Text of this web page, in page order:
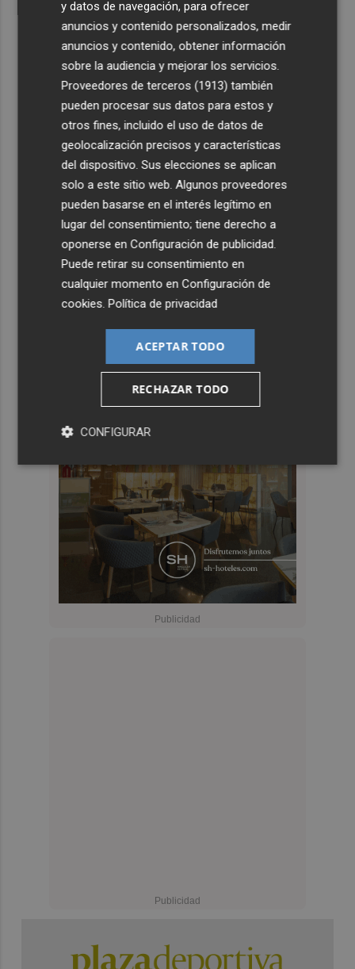
y datos de navegación, para ofrecer
anuncios y contenido personalizados, medir
anuncios y contenido, obtener información
sobre la audiencia y mejorar los servicios.
Proveedores de terceros (1913) también
pueden procesar sus datos para estos y
otros fines, incluido el uso de datos de
geolocalización precisos y características
del dispositivo. Sus elecciones se aplican
solo a este sitio web. Algunos proveedores
pueden basarse en el interés legítimo en
lugar del consentimiento; tiene derecho a
oponerse enConfiguración de publicidad
Puede retirar su consentimiento en
cualquier momento enConfiguración de
cookies .Política de privacidad
ACEPTAR TODO
RECHAZAR TODO
CONFIGURAR